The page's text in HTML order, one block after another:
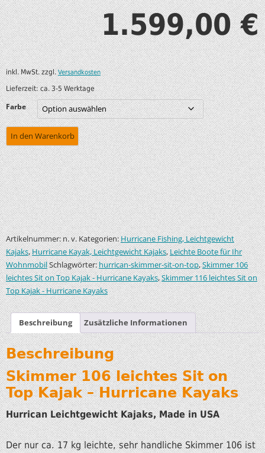
1.599,00€
inkl. MwSt. zzgl.Versandkosten
Lieferzeit:ca. 3-5 Werktage
Farbe
In den Warenkorb
Artikelnummer:n. v. Kategorien:Hurricane Fishing, Leichtgewicht
Kajaks,Hurricane Kayak, Leichtgewicht Kajaks,Leichte Boote für Ihr
WohnmobilSchlagwörter:hurrican-skimmer-sit-on-top,Skimmer 106
leichtes Sit on Top Kajak - Hurricane Kayaks,Skimmer 116 leichtes Sit on
Top Kajak - Hurricane Kayaks
Beschreibung Zusätzliche Informationen
Beschreibung
Skimmer 106 leichtes Sit on
Top Kajak – Hurricane Kayaks
Hurrican Leichtgewicht Kajaks, Made in USA
Der nur ca. 17 kg leichte, sehr handliche Skimmer 106 ist